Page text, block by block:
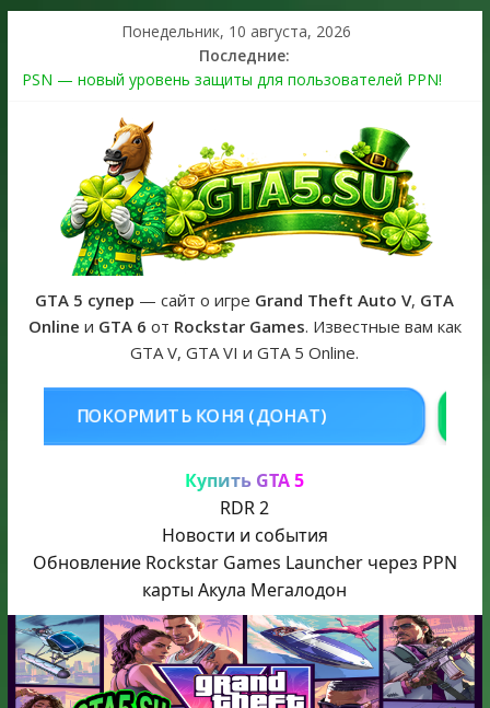
Понедельник, 10 августа, 2026
Последние:
PSN — новый уровень защиты для пользователей PPN!
The Kortz Center Heist выйдет в GTA Online уже 14 июля
Регистрация в Rockstar Games Social Club ошибка #1.500.7:
как зарегистрировать аккаунт и войти без проблем в 2026
Получайте особые награды в GTA Online по программе
Fine Art Collector
GTA 6 официальная обложка игры и Предзаказ Grand Theft
Auto VI
GTA 5 супер — сайт о игре Grand Theft Auto V, GTA
Online и GTA 6 от Rockstar Games. Известные вам как
GTA V, GTA VI и GTA 5 Online.
(ДОНАТ) КУПИТЬ GTA 5
Купить GTA 5
RDR 2
Новости и события
Обновление Rockstar Games Launcher через PPN
карты Акула Мегалодон